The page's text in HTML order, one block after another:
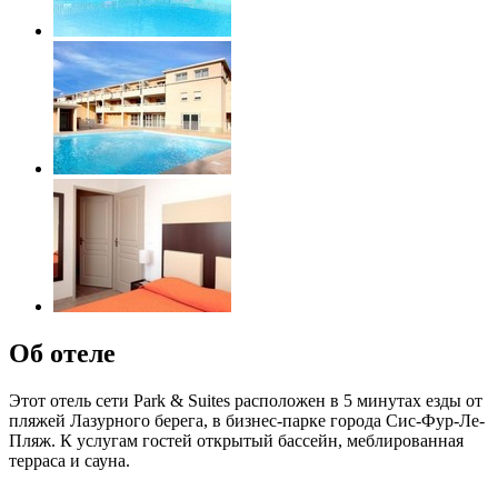
Об отеле
Этот отель сети Park & ​​Suites расположен в 5 минутах езды от
пляжей Лазурного берега, в бизнес-парке города Сис-Фур-Ле-
Пляж. К услугам гостей открытый бассейн, меблированная
терраса и сауна.